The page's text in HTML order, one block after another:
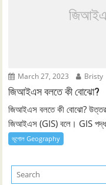
March 27, 2023 Bristy
জিআইএস বলতে কী বোঝো?
জিআইএস বলতে কী বোঝো?
জিআইএস (GIS) বলে। GIS
ভূগোল Geography